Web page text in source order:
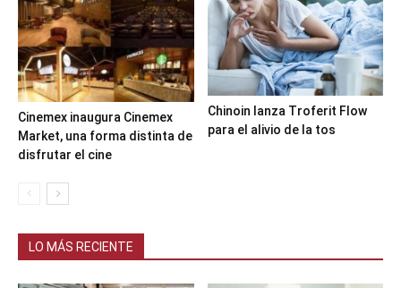
Cinemex inaugura Cinemex
Market, una forma distinta de
disfrutar el cine
Chinoin lanza Troferit Flow
para el alivio de la tos
LO MÁS RECIENTE